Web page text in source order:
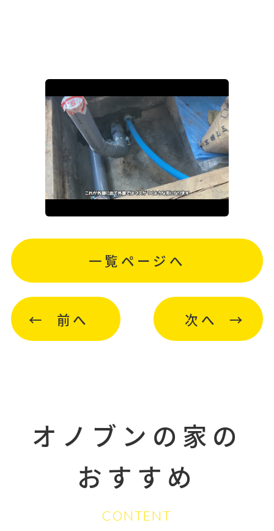
前へ
一覧ページへ
次へ
オノブンの家の
おすすめ
CONTENT